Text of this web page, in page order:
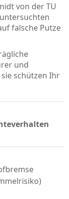
von der TU
falsche Putze
und
schützen Ihr